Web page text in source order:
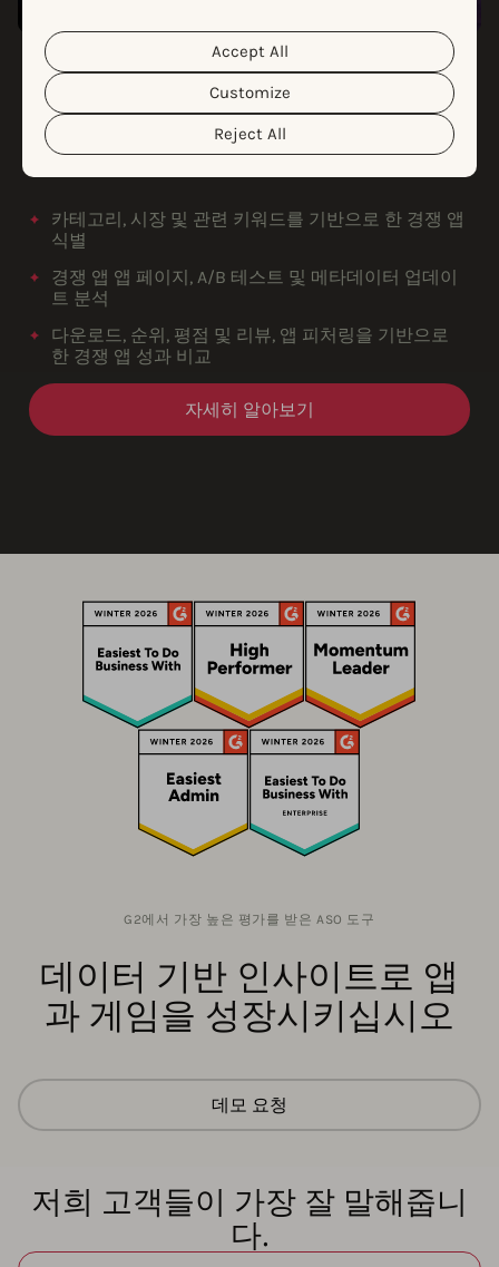
personal data and the different cookies we use, please
read our
Cookie Policy&Privacy Policy
customize your cookie settings and preferences by
clicking the “Customize” button.
Reject All
Customize
Accept All
ASO 컨설팅 서비스
저희 팀과 협력하십시오
AppTweak의 앱 성장 컨설턴트와 디자이너를 활용하여
개인화되고 유연하며 성과 중심의 접근 방식으로 내부 리
카테고리, 시장 및 관련 키워드를 기반으로 한 경쟁 앱
식별
경쟁 앱 앱 페이지, A/B 테스트 및 메타데이터 업데이
트 분석
다운로드, 순위, 평점 및 리뷰, 앱 피처링을 기반으로
한 경쟁 앱 성과 비교
자세히 알아보기
G2에서 가장 높은 평가를 받은 ASO 도구
데이터 기반 인사이트로 앱
과 게임을 성장시키십시오
데모 요청
저희 고객들이 가장 잘 말해줍니
다.